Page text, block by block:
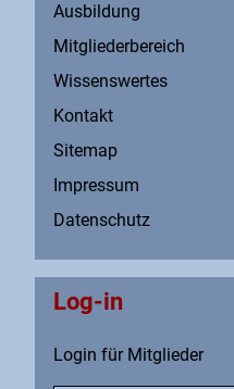
Ausbildung
Mitgliederbereich
Wissenswertes
Kontakt
Sitemap
Impressum
Datenschutz
Log-in
Login für Mitglieder